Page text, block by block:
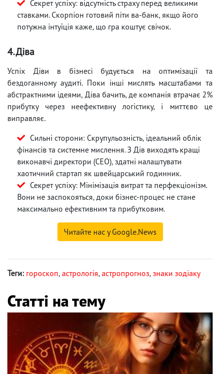
Секрет успіху: відсутність страху перед великими
ставками. Скорпіон готовий піти ва-банк, якщо його
потужна інтуїція каже, що гра коштує свічок.
4. Діва
Успіх Діви в бізнесі будується на оптимізації та
бездоганному аудиті. Поки інші мислять масштабами та
абстрактними ідеями, Діва бачить, де компанія втрачає 2%
прибутку через неефективну логістику, і миттєво це
виправляє.
Сильні сторони: Скрупульозність, ідеальний облік
фінансів та системне мислення. З Дів виходять кращі
виконавчі директори (CEO), здатні налаштувати
хаотичний стартап як швейцарський годинник.
Секрет успіху: Мінімізація витрат та перфекціонізм.
Вони не заспокояться, доки бізнес-процес не стане
максимально ефективним та прибутковим.
Читайте нас у Google.News
Теги: гороскоп, астрологія, астропрогноз, знаки зодіаку
Статті на тему